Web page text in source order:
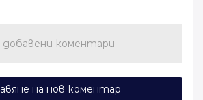
добавени коментари
на нов коментар